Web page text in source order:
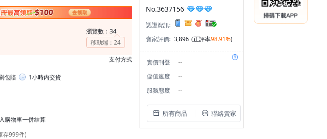
瀏覽數： 34
移動端： 24
包賠 1小時内交貨
購物車一併結算
存999件)
支付方式
No.3637156
認證資訊:
賣家評價: 3,896 (正評率98.91%)
實價刊登
--
儲值速度
--
服務態度
--
所有商品 聯絡賣家